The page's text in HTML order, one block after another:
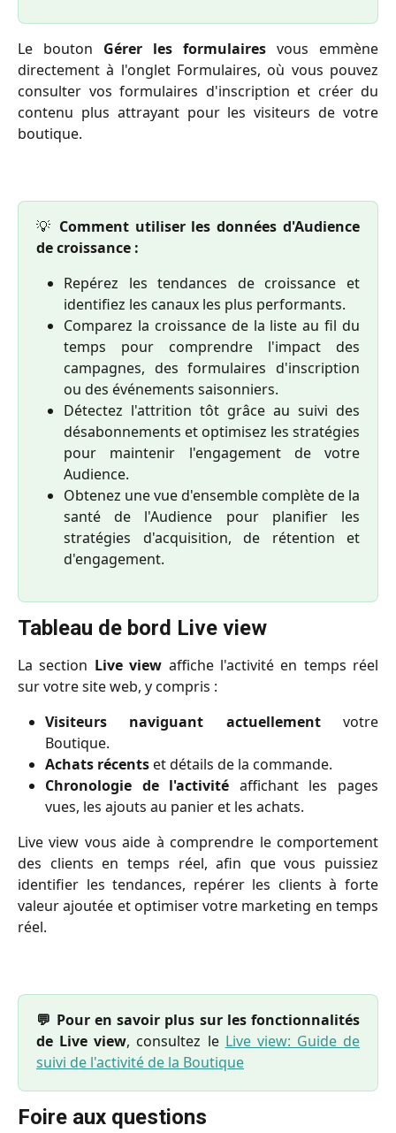
Le bouton Gérer les formulaires vous emmène
directement à l'onglet Formulaires, où vous pouvez
consulter vos formulaires d'inscription et créer du
contenu plus attrayant pour les visiteurs de votre
boutique.
💡 Comment utiliser les données d'Audience
de croissance :
Repérez les tendances de croissance et
identifiez les canaux les plus performants.
Comparez la croissance de la liste au fil du
temps pour comprendre l'impact des
campagnes, des formulaires d'inscription
ou des événements saisonniers.
Détectez l'attrition tôt grâce au suivi des
désabonnements et optimisez les stratégies
pour maintenir l'engagement de votre
Audience.
Obtenez une vue d'ensemble complète de la
santé de l'Audience pour planifier les
stratégies d'acquisition, de rétention et
d'engagement.
Tableau de bord Live view
La section Live view affiche l'activité en temps réel
sur votre site web, y compris :
Visiteurs naviguant actuellementvotre
Boutique.
Achats récentset détails de la commande.
Chronologie de l'activité affichant les pages
vues, les ajouts au panier et les achats.
Live view vous aide à comprendre le comportement
des clients en temps réel, afin que vous puissiez
identifier les tendances, repérer les clients à forte
valeur ajoutée et optimiser votre marketing en temps
réel.
💬 Pour en savoir plus sur les fonctionnalités
de Live view, consultez le Live view: Guide de
suivi de l'activité de la Boutique
Foire aux questions